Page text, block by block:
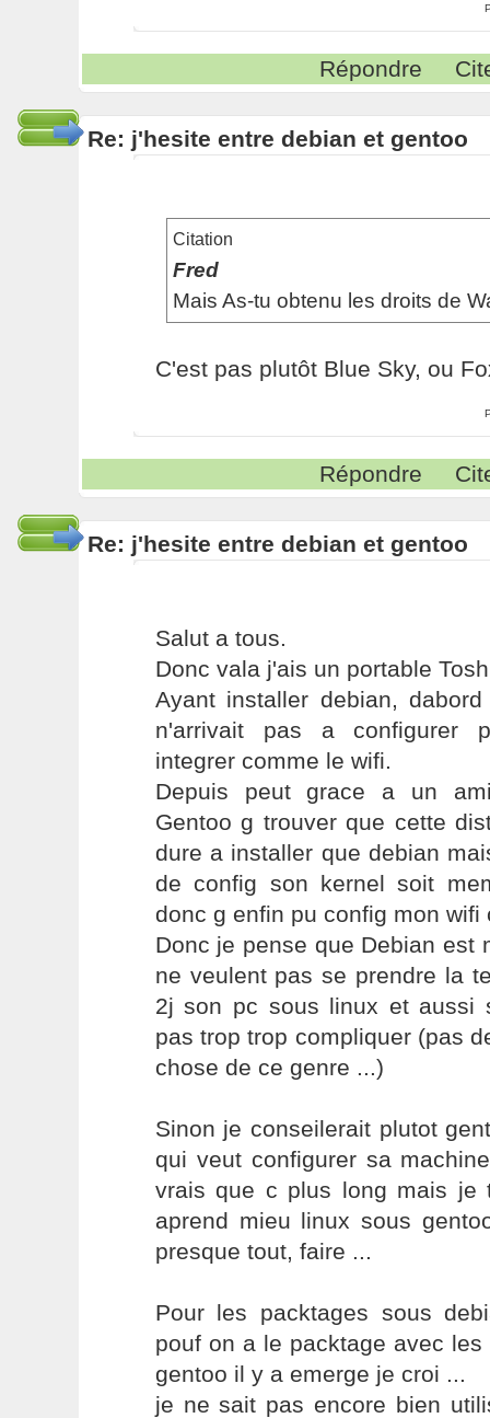
Répondre
Re: j'hesite entre debian et gentoo
Citation
Fred
Mais As-tu obtenu les droits de
C'est pas plutôt Blue Sky, ou
Répondre
Re: j'hesite entre debian et gentoo
Salut a tous.
Donc vala j'ais un portable
Ayant installer debian,
n'arrivait pas a configurer
integrer comme le wifi.
Depuis peut grace a un
Gentoo g trouver que cette
dure a installer que debian
de config son kernel soit
donc g enfin pu config mon
Donc je pense que Debian est
ne veulent pas se prendre la
2j son pc sous linux et aussi
pas trop trop compliquer (pas
chose de ce genre ...)
Sinon je conseilerait plutot
qui veut configurer sa
vrais que c plus long mais je
aprend mieu linux sous
presque tout, faire ...
Pour les packtages sous
pouf on a le packtage avec
gentoo il y a emerge je croi ...
je ne sait pas encore bien